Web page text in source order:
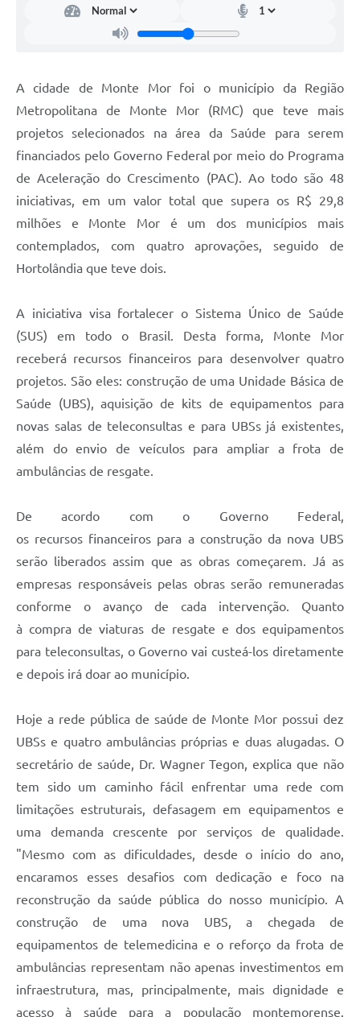
SIC
A cidade de Monte Mor foi o município da Região
Metropolitana de Monte Mor (RMC) que teve mais
projetos selecionados na área da Saúde para serem
financiados pelo Governo Federal por meio do Programa
de Aceleração do Crescimento (PAC). Ao todo são 48
iniciativas, em um valor total que supera os R$ 29,8
milhões e Monte Mor é um dos municípios mais
contemplados, com quatro aprovações, seguido de
Hortolândia que teve dois.
A iniciativa visa fortalecer o Sistema Único de Saúde
(SUS) em todo o Brasil. Desta forma, Monte Mor
receberá recursos financeiros para desenvolver quatro
projetos. São eles: construção de uma Unidade Básica de
Saúde (UBS), aquisição de kits de equipamentos para
novas salas de teleconsultas e para UBSs já existentes,
além do envio de veículos para ampliar a frota de
ambulâncias de resgate.
De acordo com o Governo Federal,
os recursos financeiros para a construção da nova UBS
serão liberados assim que as obras começarem. Já as
empresas responsáveis pelas obras serão remuneradas
conforme o avanço de cada intervenção. Quanto
à compra de viaturas de resgate e dos equipamentos
para teleconsultas, o Governo vai custeá-los diretamente
e depois irá doar ao município.
Hoje a rede pública de saúde de Monte Mor possui dez
UBSs e quatro ambulâncias próprias e duas alugadas. O
secretário de saúde, Dr. Wagner Tegon, explica que não
tem sido um caminho fácil enfrentar uma rede com
limitações estruturais, defasagem em equipamentos e
uma demanda crescente por serviços de qualidade.
"Mesmo com as dificuldades, desde o início do ano,
encaramos esses desafios com dedicação e foco na
reconstrução da saúde pública do nosso município. A
construção de uma nova UBS, a chegada de
equipamentos de telemedicina e o reforço da frota de
ambulâncias representam não apenas investimentos em
infraestrutura, mas, principalmente, mais dignidade e
acesso à saúde para a população montemorense.